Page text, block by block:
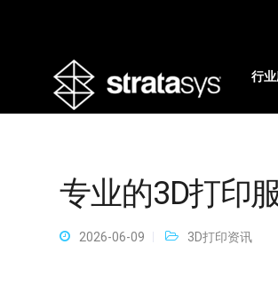
行业
专业的3D打印
2026-06-09 3D打印资讯